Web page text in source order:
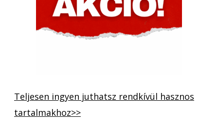
Teljesen ingyen juthatsz rendkívül hasznos
tartalmakhoz>>